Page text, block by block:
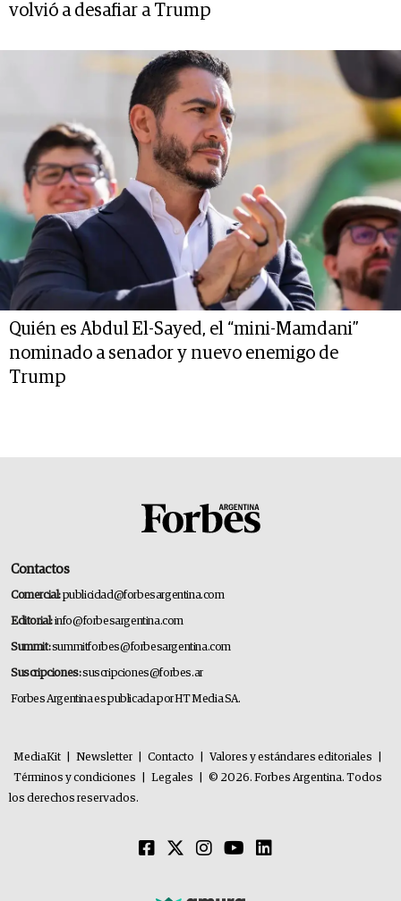
volvió a desafiar a Trump
Quién es Abdul El-Sayed, el “mini-Mamdani”
nominado a senador y nuevo enemigo de
Trump
Contactos
Comercial:publicidad@forbesargentina.com
Editorial:info@forbesargentina.com
Summit:summitforbes@forbesargentina.com
Suscripciones:suscripciones@forbes.ar
Forbes Argentina es publicada por HT Media SA.
MediaKit Newsletter Contacto Valores y estándares editoriales
Términos y condiciones
Legales
© 2026. Forbes Argentina. Todos
los derechos reservados.